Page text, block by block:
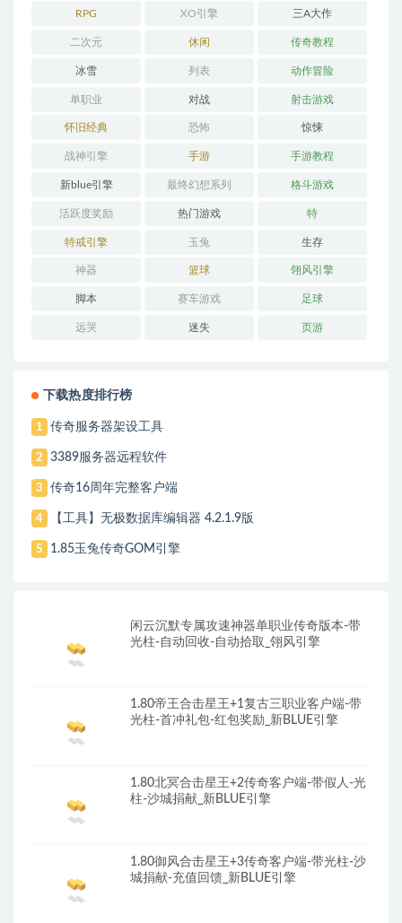
RPG XO引擎 三A大作
二次元 休闲 传奇教程
冰雪 列表 动作冒险
单职业 对战 射击游戏
怀旧经典 恐怖 惊悚
战神引擎 手游 手游教程
新blue引擎 最终幻想系列 格斗游戏
活跃度奖励 热门游戏 特
特戒引擎 玉兔 生存
神器 篮球 翎风引擎
脚本 赛车游戏 足球
远哭 迷失 页游
下载热度排行榜
1 传奇服务器架设工具
2 3389服务器远程软件
3 传奇16周年完整客户端
4 【工具】无极数据库编辑器 4.2.1.9版
5 1.85玉兔传奇GOM引擎
闲云沉默专属攻速神器单职业传奇版本-带
光柱-自动回收-自动拾取_翎风引擎
1.80帝王合击星王+1复古三职业客户端-带
光柱-首冲礼包-红包奖励_新BLUE引擎
1.80北冥合击星王+2传奇客户端-带假人-光
柱-沙城捐献_新BLUE引擎
1.80御风合击星王+3传奇客户端-带光柱-沙
城捐献-充值回馈_新BLUE引擎